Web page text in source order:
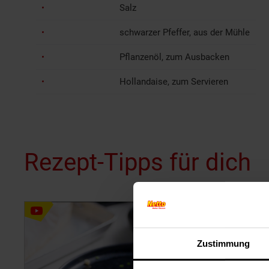
Zustimmung
Salz
schwarzer Pfeffer, aus der Mühle
Pflanzenöl, zum Ausbacken
Hollandaise, zum Servieren
Rezept-Tipps für dich